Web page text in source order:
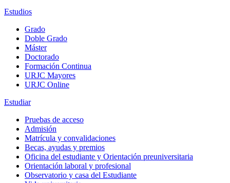
Estudios
Grado
Doble Grado
Máster
Doctorado
Formación Continua
URJC Mayores
URJC Online
Estudiar
Pruebas de acceso
Admisión
Matrícula y convalidaciones
Becas, ayudas y premios
Oficina del estudiante y Orientación preuniversitaria
Orientación laboral y profesional
Observatorio y casa del Estudiante